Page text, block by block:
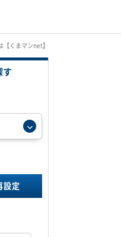
【くまマンnet】
す
設定